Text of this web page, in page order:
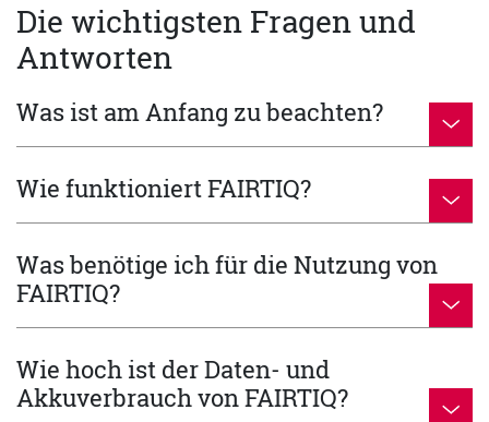
Die wichtigsten Fragen und
Antworten
Was ist am Anfang zu beachten?
Wie funktioniert FAIRTIQ?
Was benötige ich für die Nutzung von
FAIRTIQ?
Wie hoch ist der Daten- und
Akkuverbrauch von FAIRTIQ?